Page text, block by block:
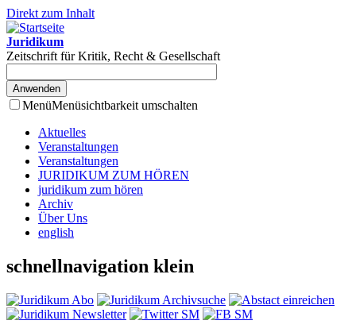
Direkt zum Inhalt
Juridikum
Zeitschrift für Kritik, Recht & Gesellschaft
MenüMenüsichtbarkeit umschalten
Aktuelles
Veranstaltungen
Veranstaltungen
JURIDIKUM ZUM HÖREN
juridikum zum hören
Archiv
Über Uns
english
schnellnavigation klein